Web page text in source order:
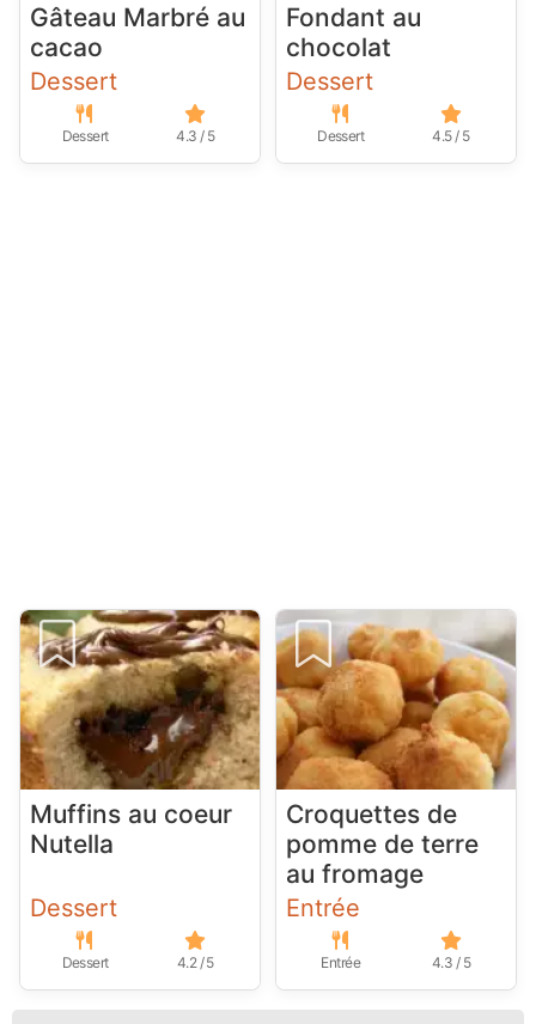
Gâteau Marbré au
cacao
Dessert
Dessert 4.3 / 5
Fondant au
chocolat
Dessert
Dessert 4.5 / 5
Muffins au coeur
Nutella
Dessert
Dessert 4.2 / 5
Croquettes de
pomme de terre
au fromage
Entrée
Entrée 4.3 / 5